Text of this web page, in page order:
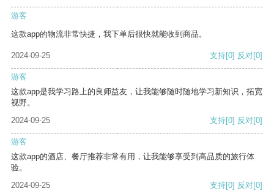
游客
这款app的物流非常快捷，我下单后很快就能收到商品。
2024-09-25 支持[0] 反对[0]
游客
这款app是我学习路上的良师益友，让我能够随时随地学习新知识，拓宽
视野。
2024-09-25
支持[0] 反对[0]
游客
这款app的酒店、餐厅推荐非常有用，让我能够享受到高品质的旅行体
验。
2024-09-25
支持[0] 反对[0]